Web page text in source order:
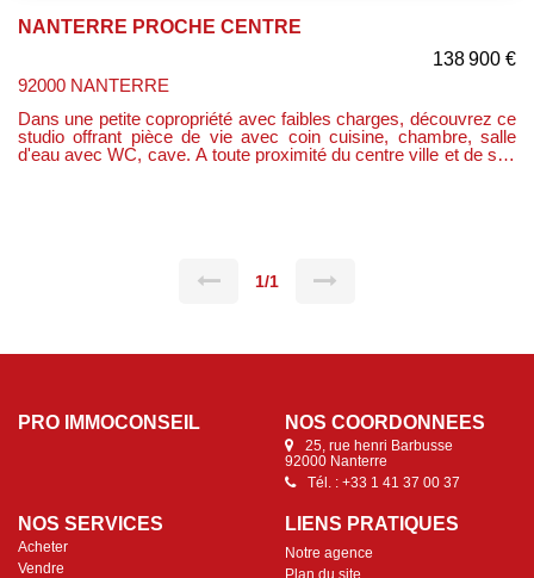
NANTERRE PROCHE CENTRE
138 900 €
92000 NANTERRE
Dans une petite copropriété avec faibles charges, découvrez ce
studio offrant pièce de vie avec coin cuisine, chambre, salle
d'eau avec WC, cave. A toute proximité du centre ville et de ses
1/1
PRO IMMOCONSEIL NOS COORDONNÉES
25, rue henri Barbusse
92000 Nanterre
Tél. : +33 1 41 37 00 37
NOS SERVICES
Acheter
Vendre
LIENS PRATIQUES
Notre agence